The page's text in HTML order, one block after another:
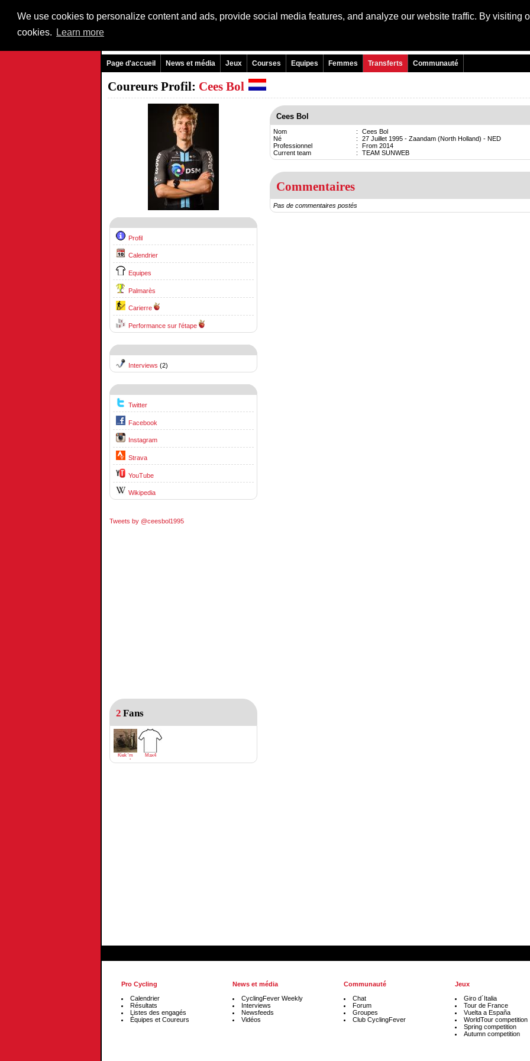
We use cookies to personalize content and ads, provide social media features, and analyze our website traffic. By visiting
cookies.
Learn more
Page d'accueil News et média Jeux Courses Equipes Femmes Transferts Communauté
Coureurs Profil: Cees Bol
Profil
Calendrier
Equipes
Palmarès
Carierre
Performance sur l'étape
Interviews (2)
Twitter
Facebook
Instagram
Strava
YouTube
Wikipedia
Tweets by @ceesbol1995
2 Fans
Kiek 'm
goan!
Max4
Cees Bol
Nom :
Cees Bol
Né
:
27 Juillet 1995 - Zaandam (North Holland) - NED
Professionnel
:
From 2014
Current team
: TEAM SUNWEB
Commentaires
Pas de commentaires postés
Pro Cycling
Calendrier
Résultats
Listes des engagés
Équipes et Coureurs
News et média
CyclingFever Weekly
Interviews
Newsfeeds
Vidéos
Communauté
Chat
Forum
Groupes
Club CyclingFever
Jeux
Giro d´Italia
Tour de France
Vuelta a España
WorldTour competition
Spring competition
Autumn competition